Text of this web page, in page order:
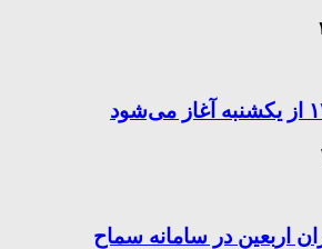
اربعین در سامانه سماح